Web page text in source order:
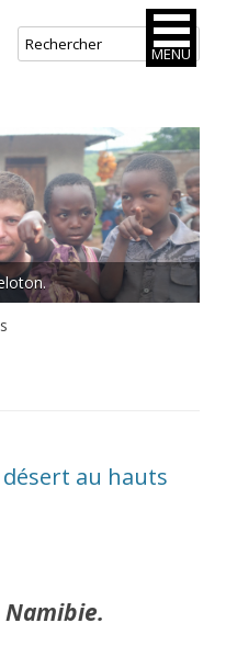
au hauts
Namibie.
MENU